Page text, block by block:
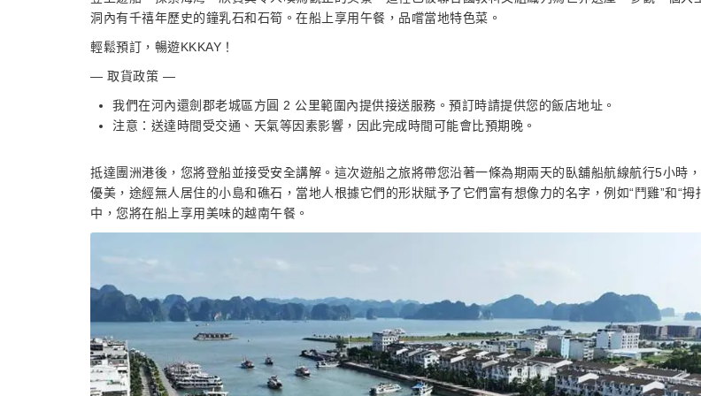
洞內有千禧年歷史的鐘乳石和石筍。在船上享用午餐，品嚐當地特色菜。
輕鬆預訂，暢遊KKKAY！
— 取貨政策 —
我們在河內還劍郡老城區方圓 2 公里範圍內提供接送服務。預訂時請提供您的飯店地址。
注意：送達時間受交通、天氣等因素影響，因此完成時間可能會比預期晚。
抵達團洲港後，您將登船並接受安全講解。這次遊船之旅將帶您沿著一條為期兩天的臥舖船航線航行5小時
優美，途經無人居住的小島和礁石，當地人根據它們的形狀賦予了它們富有想像力的名字，例如“鬥雞”和“拇
中，您將在船上享用美味的越南午餐。